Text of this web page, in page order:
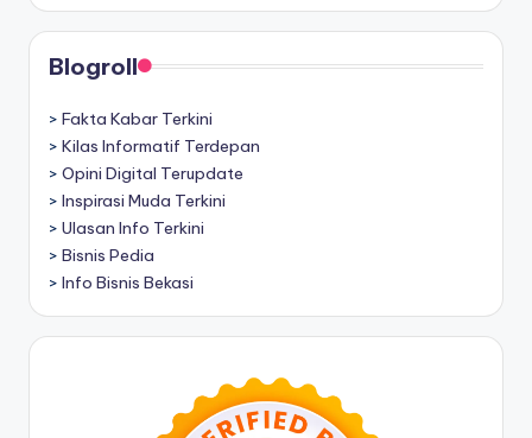
Blogroll
> Fakta Kabar Terkini
> Kilas Informatif Terdepan
> Opini Digital Terupdate
> Inspirasi Muda Terkini
> Ulasan Info Terkini
> Bisnis Pedia
> Info Bisnis Bekasi